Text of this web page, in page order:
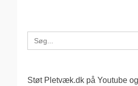
Search
for:
Støt Pletvæk.dk på Youtube